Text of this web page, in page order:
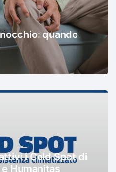
quando
i Cold Spot di
Humanitas